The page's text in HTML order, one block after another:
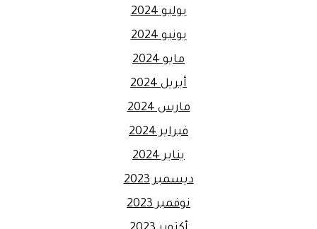
يوليو 2024
يونيو 2024
مايو 2024
أبريل 2024
مارس 2024
فبراير 2024
يناير 2024
ديسمبر 2023
نوفمبر 2023